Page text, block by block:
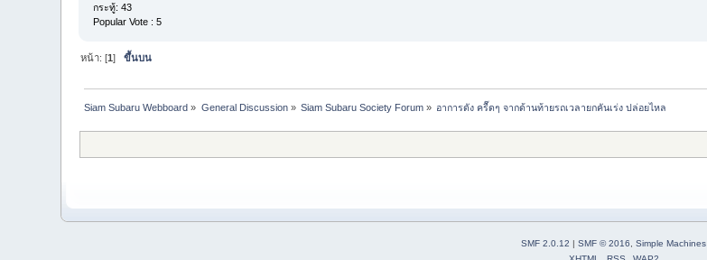
กระทู้: 43
Popular Vote : 5
หน้า: [1]ขึ้นบน
Siam Subaru Webboard » General Discussion» Siam Subaru Society Forum » อาการดัง ครื๊ดๆ จากด้านท้ายรถเวลายกคันเร่ง ปล่อยไหล
SMF 2.0.12 | SMF © 2016
Simple Machines